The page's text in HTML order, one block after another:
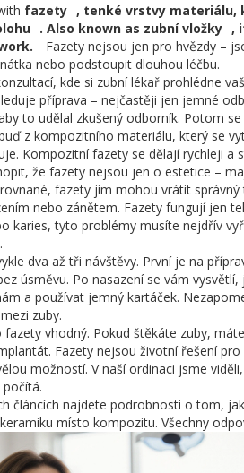
fazety , tenké vrstvy materiálu,
. Also known as zubní vložky ,
Fazety nejsou jen pro hvězdy –
nebo podstoupit dlouhou léčbu.
kde si zubní lékař prohlédne
příprava – nejčastěji jen jemné
to udělal zkušený odborník. Potom
z kompozitního materiálu, který se
Kompozitní fazety se dělají rychleji a
že fazety nejsou jen o estetice –
fazety jim mohou vrátit
nebo zánětem. Fazety fungují jen
karies, tyto problémy musíte nejdřív
dva až tři návštěvy. První je na
úsměvu. Po nasazení se vám
a používat jemný kartáček.
zuby.
fazety vhodný. Pokud štěkáte zuby,
Fazety nejsou životní řešení
možností. V naší ordinaci jsme
článcích najdete podrobnosti o tom,
místo kompozitu. Všechny